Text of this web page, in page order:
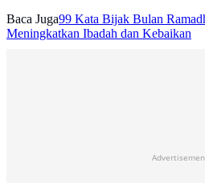
Baca Juga99 Kata Bijak Bulan
Meningkatkan Ibadah dan Kebaikan